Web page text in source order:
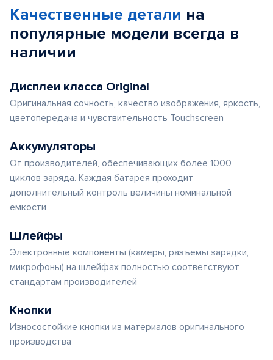
Качественные детали на
популярные модели всегда в
наличии
Дисплеи класса Original
Оригинальная сочность, качество изображения, яркость,
цветопередача и чувствительность Touchscreen
Аккумуляторы
От производителей, обеспечивающих более 1000
циклов заряда. Каждая батарея проходит
дополнительный контроль величины номинальной
емкости
Шлейфы
Электронные компоненты (камеры, разъемы зарядки,
микрофоны) на шлейфах полностью соответствуют
стандартам производителей
Кнопки
Износостойкие кнопки из материалов оригинального
производства